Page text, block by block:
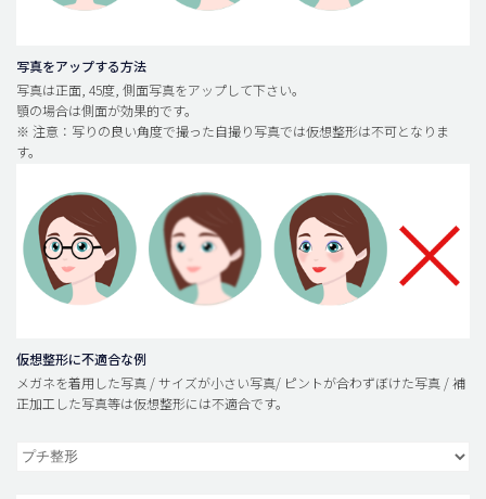
安全整形
料金一覧
ご相談のお問い合わせ
写真をアップする方法
写真は正面, 45度, 側面写真をアップして下さい。
顎の場合は側面が効果的です。
※ 注意：写りの良い角度で撮った自撮り写真では仮想整形は不可となりま
す。
仮想整形に不適合な例
メガネを着用した写真 / サイズが小さい写真/ ピントが合わずぼけた写真 / 補
正加工した写真等は仮想整形には不適合です。